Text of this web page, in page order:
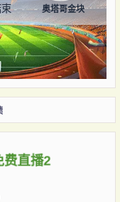
奥塔哥金块
费直播2